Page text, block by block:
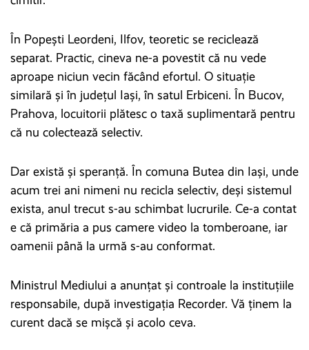
În Popești Leordeni, Ilfov, teoretic se reciclează
separat. Practic, cineva ne-a povestit că nu vede
aproape niciun vecin făcând efortul. O situație
similară și în județul Iași, în satul Erbiceni. În Bucov,
Prahova, locuitorii plătesc o taxă suplimentară pentru
că nu colectează selectiv.
Dar există și speranță. În comuna Butea din Iași, unde
acum trei ani nimeni nu recicla selectiv, deși sistemul
exista, anul trecut s-au schimbat lucrurile. Ce-a contat
e că primăria a pus camere video la tomberoane, iar
oamenii până la urmă s-au conformat.
Ministrul Mediului a anunțat și controale la instituțiile
responsabile, după investigația Recorder. Vă ținem la
curent dacă se mișcă și acolo ceva.